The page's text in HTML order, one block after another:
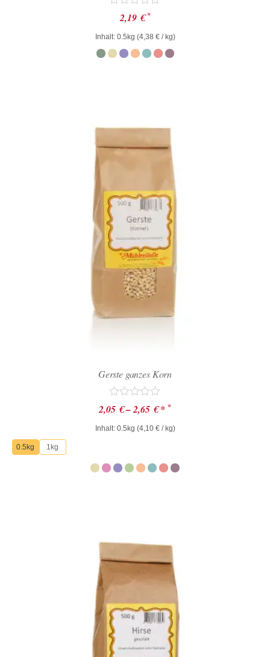
Bewertet
mit
0
von
5
2,19 € *
Inhalt: 0.5kg (4,38 €/ kg)
Gerste ganzes Korn
Bewertet
mit
0
von
2,05 €–2,65 €* *
Inhalt: 0.5kg (4,10 €/ kg)
0.5kg 1kg